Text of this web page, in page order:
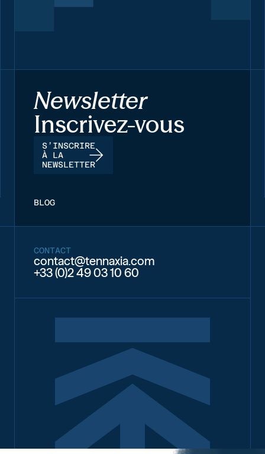
Newsletter
Inscrivez-vous
S’INSCRIRE
À LA
NEWSLETTER
BLOG
CONTACT
contact@tennaxia.com
+33 (0)2 49 03 10 60